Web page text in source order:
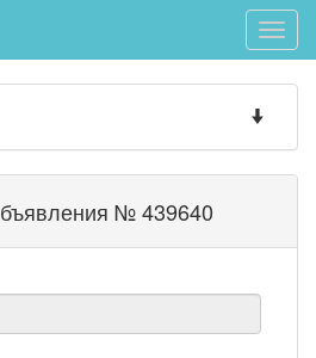
Toggle
Toggle
№ 439640